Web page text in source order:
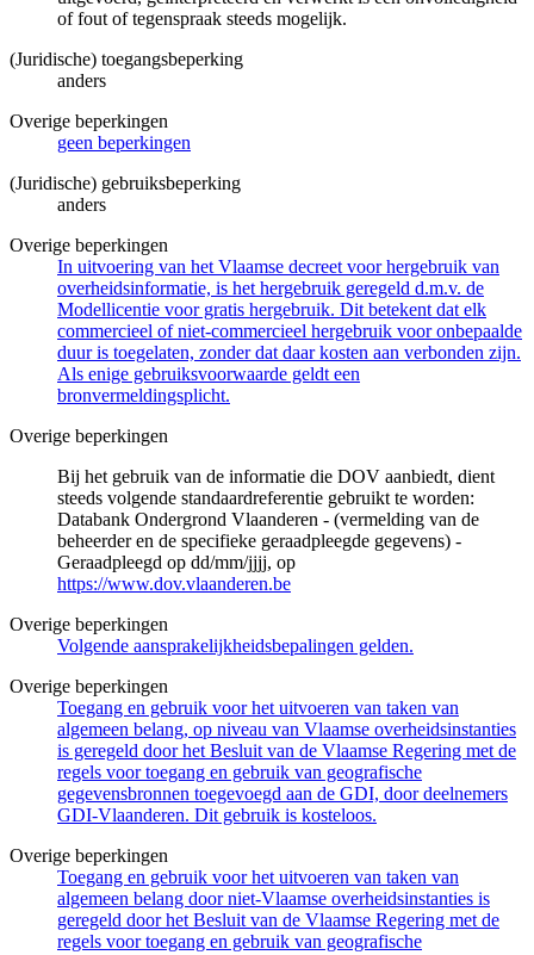
of fout of tegenspraak steeds mogelijk.
(Juridische) toegangsbeperking
anders
Overige beperkingen
geen beperkingen
(Juridische) gebruiksbeperking
anders
Overige beperkingen
In uitvoering van het Vlaamse decreet voor hergebruik van
overheidsinformatie, is het hergebruik geregeld d.m.v. de
Modellicentie voor gratis hergebruik. Dit betekent dat elk
commercieel of niet-commercieel hergebruik voor onbepaalde
duur is toegelaten, zonder dat daar kosten aan verbonden zijn.
Als enige gebruiksvoorwaarde geldt een
bronvermeldingsplicht.
Overige beperkingen
Bij het gebruik van de informatie die DOV aanbiedt, dient
steeds volgende standaardreferentie gebruikt te worden:
Databank Ondergrond Vlaanderen - (vermelding van de
beheerder en de specifieke geraadpleegde gegevens) -
Geraadpleegd op dd/mm/jjjj, op
https://www.dov.vlaanderen.be
Overige beperkingen
Volgende aansprakelijkheidsbepalingen gelden.
Overige beperkingen
Toegang en gebruik voor het uitvoeren van taken van
algemeen belang, op niveau van Vlaamse overheidsinstanties
is geregeld door het Besluit van de Vlaamse Regering met de
regels voor toegang en gebruik van geografische
gegevensbronnen toegevoegd aan de GDI, door deelnemers
GDI-Vlaanderen. Dit gebruik is kosteloos.
Overige beperkingen
Toegang en gebruik voor het uitvoeren van taken van
algemeen belang door niet-Vlaamse overheidsinstanties is
geregeld door het Besluit van de Vlaamse Regering met de
regels voor toegang en gebruik van geografische